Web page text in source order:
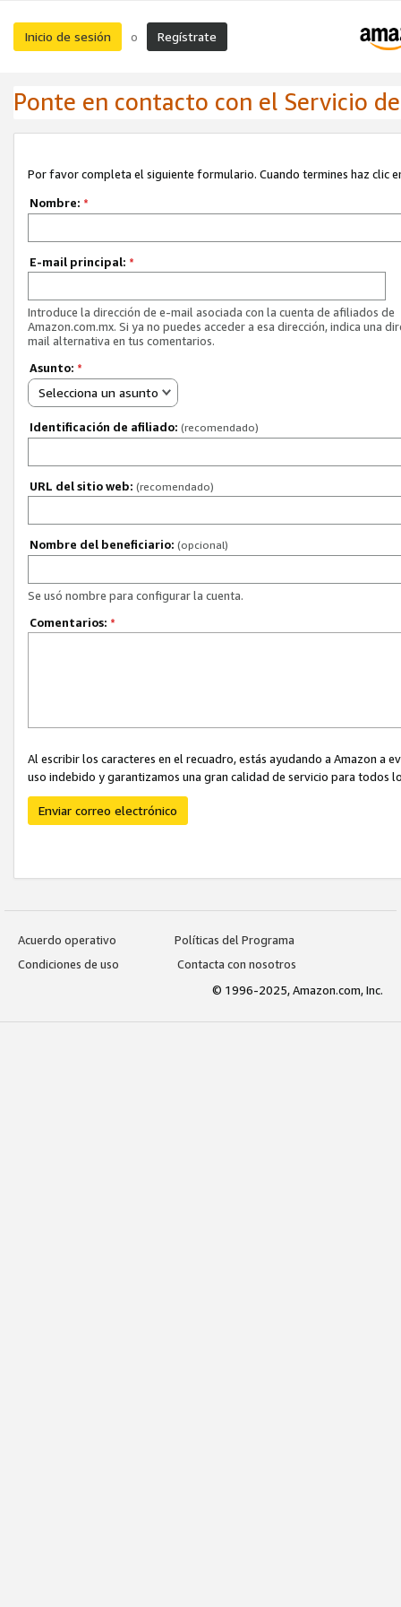
Inicio de sesión o Regístrate
Ponte en contacto con el Servicio
Por favor completa el siguiente formulario. Cuando termines haz clic
Nombre: *
E-mail principal: *
Introduce la dirección de e-mail asociada con la cuenta de afiliados de
Amazon.com.mx. Si ya no puedes acceder a esa dirección, indica una
mail alternativa en tus comentarios.
Asunto: *
Selecciona un asunto
Identificación de afiliado: (recomendado)
URL del sitio web: (recomendado)
Nombre del beneficiario: (opcional)
Se usó nombre para configurar la cuenta.
Comentarios: *
Al escribir los caracteres en el recuadro, estás ayudando a Amazon
uso indebido y garantizamos una gran calidad de servicio para todos
Enviar correo electrónico
Acuerdo operativo
Políticas del Programa
Condiciones de uso
Contacta con nosotros
© 1996-2025, Amazon.com, Inc.